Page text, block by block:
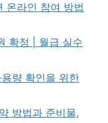
온라인 참여 방법
확정 | 월급 실수
량 확인을 위한
방법과 준비물,